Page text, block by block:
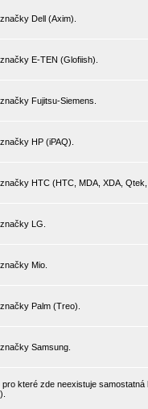
Dell (Axim).
E-TEN (Glofiish).
Fujitsu-Siemens.
HP (iPAQ).
HTC (HTC, MDA, XDA,
LG.
Mio.
Palm (Treo).
Samsung.
které zde neexistuje